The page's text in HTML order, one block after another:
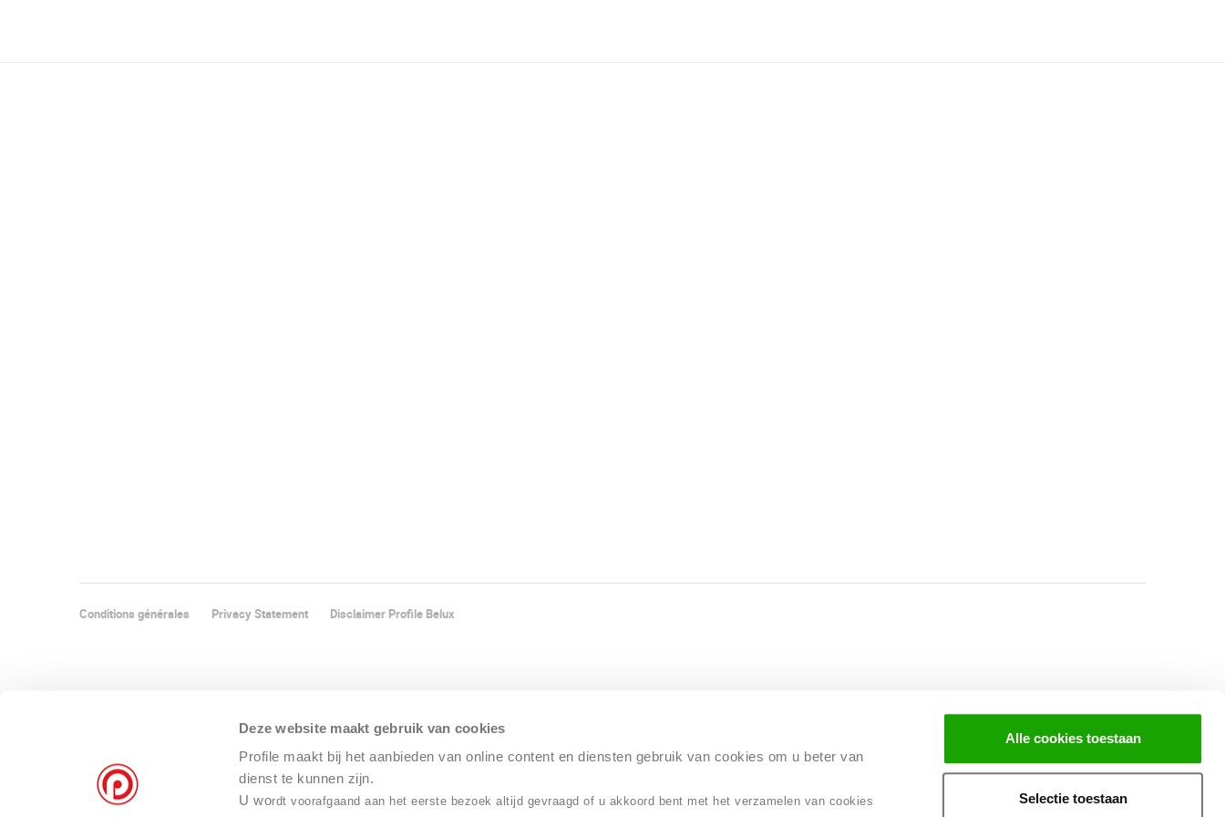
Deze website maakt gebruik van cookies
Profile maakt bij het aanbieden van online content en diensten gebruik van cookies om u beter van
dienst te kunnen zijn.
U wordt voorafgaand aan het eerste bezoek altijd gevraagd of u akkoord bent met het verzamelen van cookies
Alle cookies toestaan
Selectie toestaan
Conditions générales Privacy Statement Disclaimer Profile Belux